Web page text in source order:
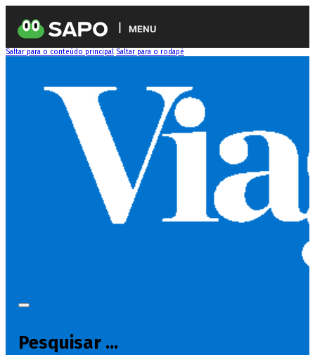
MENU
Saltar para o conteúdo principal Saltar para o rodapé
Pesquisar ...